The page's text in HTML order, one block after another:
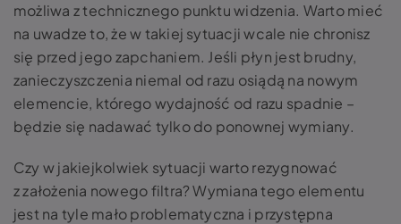
możliwa z technicznego punktu widzenia. Warto mieć
na uwadze to, że w takiej sytuacji wcale nie chronisz
się przed jego zapchaniem. Jeśli płyn jest brudny,
zanieczyszczenia niemal od razu osiądą na nowym
elemencie, którego wydajność od razu spadnie –
będzie się nadawać tylko do ponownej wymiany.
Czy w jakiejkolwiek sytuacji warto rezygnować
z założenia nowego filtra? Wymiana tego elementu
jest na tyle mało problematyczna i przystępna